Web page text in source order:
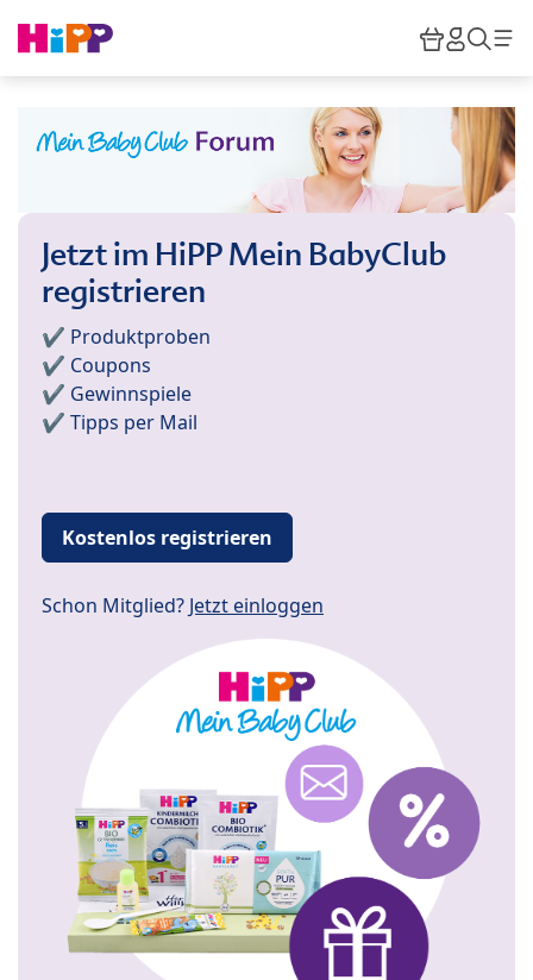
HiPP
Jetzt im HiPP Mein BabyClub
registrieren
✔️ Produktproben
✔️ Coupons
✔️ Gewinnspiele
✔️ Tipps per Mail
Kostenlos registrieren
Schon Mitglied? Jetzt einloggen